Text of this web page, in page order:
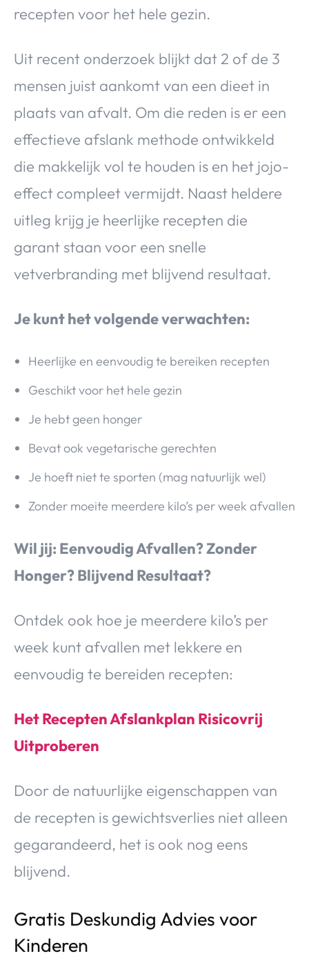
recepten voor het hele gezin.
Uit recent onderzoek blijkt dat 2 of de 3
mensen juist aankomt van een dieet in
plaats van afvalt. Om die reden is er een
effectieve afslank methode ontwikkeld
die makkelijk vol te houden is en het jojo-
effect compleet vermijdt. Naast heldere
uitleg krijg je heerlijke recepten die
garant staan voor een snelle
vetverbranding met blijvend resultaat.
Je kunt het volgende verwachten:
Heerlijke en eenvoudig te bereiken recepten
Geschikt voor het hele gezin
Je hebt geen honger
Bevat ook vegetarische gerechten
Je hoeft niet te sporten (mag natuurlijk wel)
Zonder moeite meerdere kilo’s per week afvallen
Wil jij: Eenvoudig Afvallen? Zonder
Honger? Blijvend Resultaat?
Ontdek ook hoe je meerdere kilo’s per
week kunt afvallen met lekkere en
eenvoudig te bereiden recepten:
Het Recepten Afslankplan Risicovrij
Uitproberen
Door de natuurlijke eigenschappen van
de recepten is gewichtsverlies niet alleen
gegarandeerd, het is ook nog eens
blijvend.
Gratis Deskundig Advies voor
Kinderen